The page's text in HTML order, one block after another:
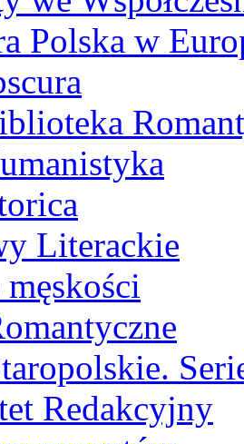
Polska w
Literackie
Redakcyjny